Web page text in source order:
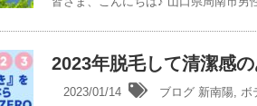
2023年脱毛して清潔感
2023/01/14 ブログ 新南陽, ボ